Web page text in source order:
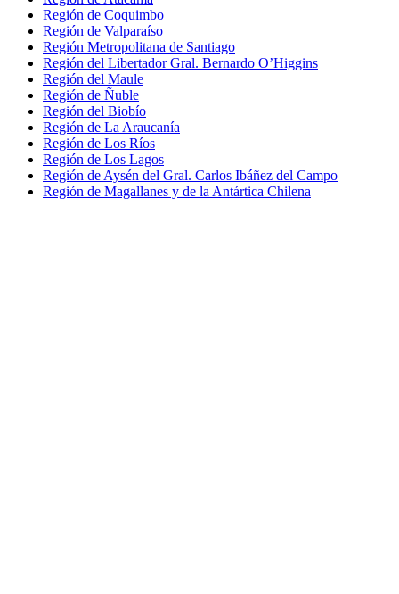
Región de Coquimbo
Región de Valparaíso
Región Metropolitana de Santiago
Región del Libertador Gral. Bernardo O’Higgins
Región del Maule
Región de Ñuble
Región del Biobío
Región de La Araucanía
Región de Los Ríos
Región de Los Lagos
Región de Aysén del Gral. Carlos Ibáñez del Campo
Región de Magallanes y de la Antártica Chilena